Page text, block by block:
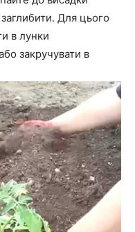
Для цього
в лунки
закручувати в